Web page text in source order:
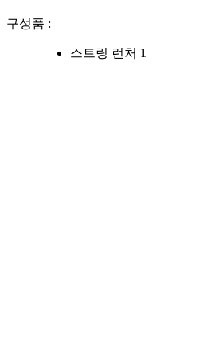
구성품 :
스트링 런처 1